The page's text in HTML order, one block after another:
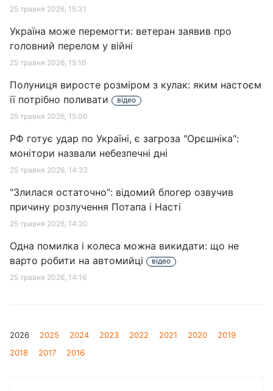
25 травня 2026, 15:31
Україна може перемогти: ветеран заявив про
головний перелом у війні
25 травня 2026, 15:16
Полуниця виросте розміром з кулак: яким настоєм
її потрібно поливати
відео
25 травня 2026, 15:00
РФ готує удар по Україні, є загроза "Орєшніка":
монітори назвали небезпечні дні
25 травня 2026, 14:32
"Злилася остаточно": відомий блогер озвучив
причину розлучення Потапа і Насті
25 травня 2026, 14:20
Одна помилка і колеса можна викидати: що не
варто робити на автомийці
відео
25 травня 2026, 14:16
2026 2025 2024 2023 2022 2021 2020
2019
2018
2017 2016